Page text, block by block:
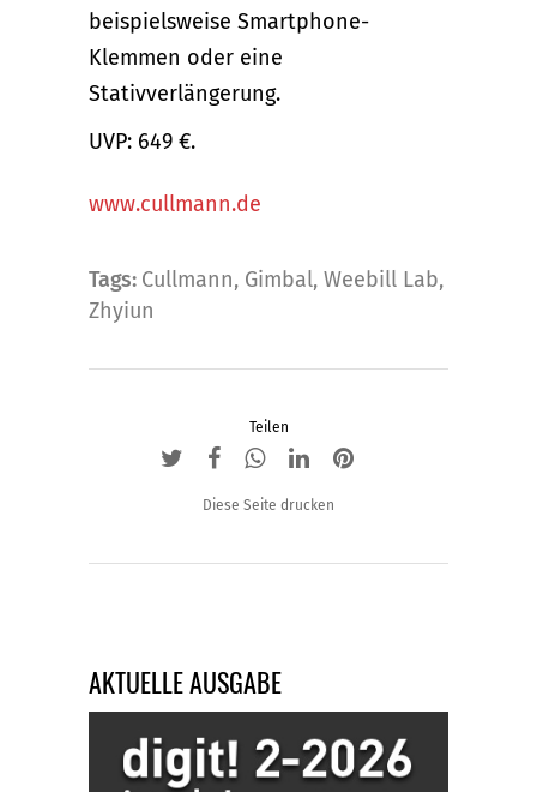
beispielsweise Smartphone-
Klemmen oder eine
Stativverlängerung.
UVP: 649 €.
www.cullmann.de
Tags: Cullmann, Gimbal, Weebill Lab,
Zhyiun
Teilen
Diese Seite drucken
AKTUELLE AUSGABE